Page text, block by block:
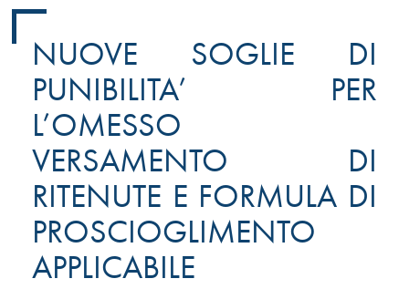
NUOVE SOGLIE DI
PUNIBILITA’ PER
L’OMESSO
VERSAMENTO DI
RITENUTE E FORMULA DI
PROSCIOGLIMENTO
APPLICABILE